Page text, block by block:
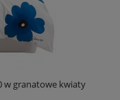
w granatowe kwiaty